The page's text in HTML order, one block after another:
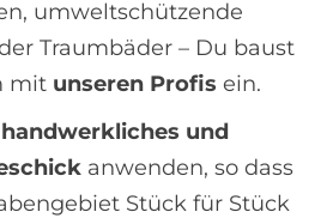
umweltschützende
Traumbäder – Du baust
mit unseren Profis ein.
handwerkliches und
anwenden, so dass
Stück für Stück